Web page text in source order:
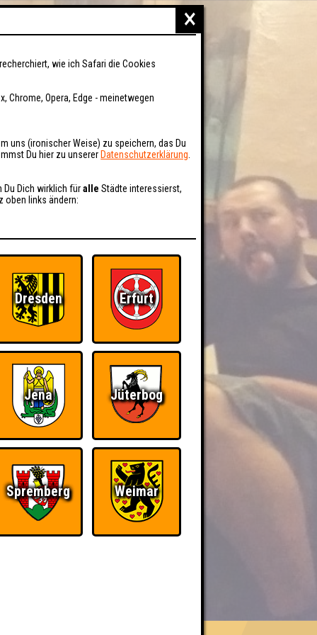
×
wie ich Safari die Cookies
Chrome, Opera, Edge - meinetwegen
uns (ironischer Weise) zu speichern, das Du
Du hier zu unserer Datenschutzerklärung
Du Dich wirklich füralle Städte interessierst,
oben links ändern:
Dresden Erfurt
Jena Jüterbog
Spremberg Weimar